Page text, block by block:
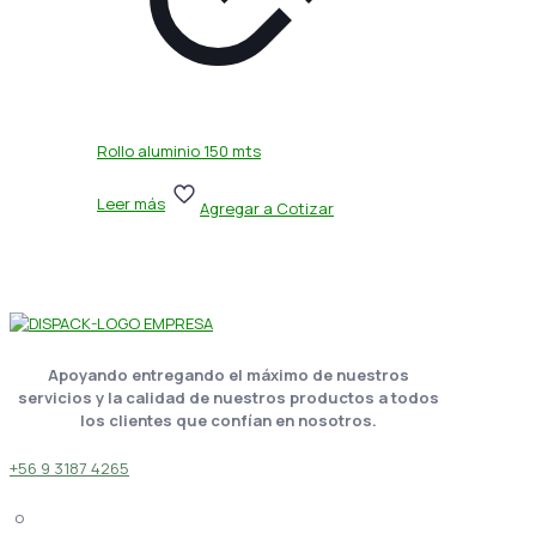
Rollo aluminio 150 mts
Leer más Agregar a Cotizar
Apoyando entregando el máximo de nuestros
servicios y la calidad de nuestros productos a todos
los clientes que confían en nosotros.
+56 9 3187 4265
o